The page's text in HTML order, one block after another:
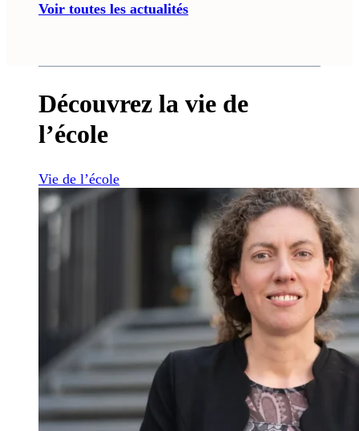
Voir toutes les actualités
Découvrez la vie de
l’école
Vie de l’école